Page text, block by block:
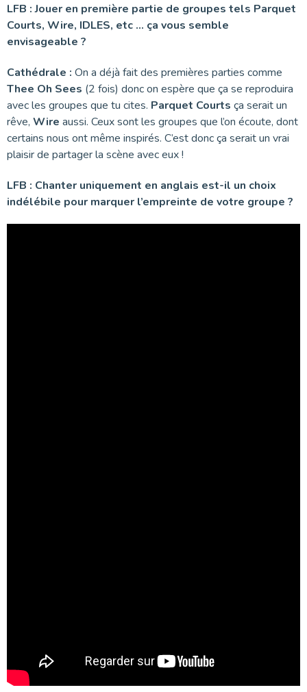
LFB : Jouer en première partie de groupes tels Parquet
Courts, Wire, IDLES, etc … ça vous semble
envisageable ?
Cathédrale : On a déjà fait des premières parties comme
Thee Oh Sees (2 fois) donc on espère que ça se reproduira
avec les groupes que tu cites. Parquet Courts ça serait un
rêve, Wire aussi. Ceux sont les groupes que l’on écoute, dont
certains nous ont même inspirés. C’est donc ça serait un vrai
plaisir de partager la scène avec eux !
LFB : Chanter uniquement en anglais est-il un choix
indélébile pour marquer l’empreinte de votre groupe ?